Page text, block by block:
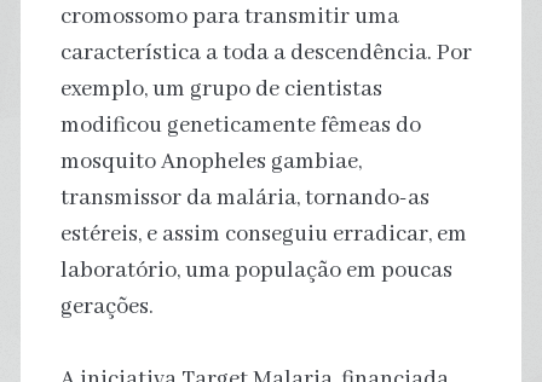
cromossomo para transmitir uma
característica a toda a descendência. Por
exemplo, um grupo de cientistas
modificou geneticamente fêmeas do
mosquito Anopheles gambiae,
transmissor da malária, tornando-as
estéreis, e assim conseguiu erradicar, em
laboratório, uma população em poucas
gerações.